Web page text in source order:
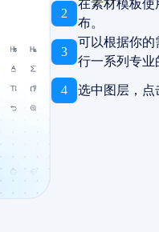
2
在素材模板使
布。
3
可以根据你的
行一系列专
4 选中图层，点